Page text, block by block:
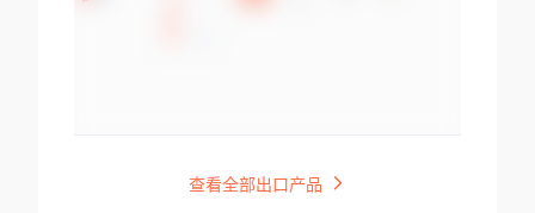
查看全部出口产品